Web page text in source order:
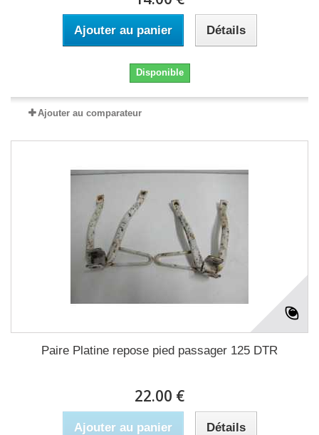
Ajouter au panier Détails
Disponible
Ajouter au comparateur
Paire Platine repose pied passager 125 DTR
22.00 €
Ajouter au panier Détails